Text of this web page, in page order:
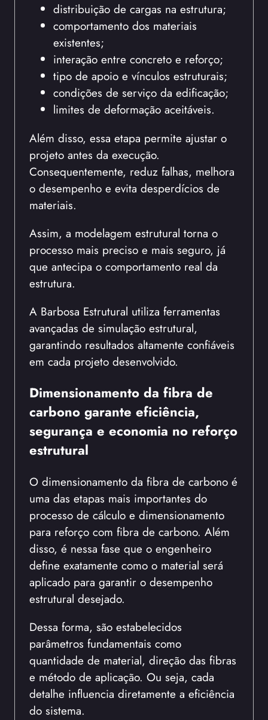
distribuição de cargas na estrutura;
comportamento dos materiais
existentes;
interação entre concreto e reforço;
tipo de apoio e vínculos estruturais;
condições de serviço da edificação;
limites de deformação aceitáveis.
Além disso, essa etapa permite ajustar o
projeto antes da execução.
Consequentemente, reduz falhas, melhora
o desempenho e evita desperdícios de
materiais.
Assim, a modelagem estrutural torna o
processo mais preciso e mais seguro, já
que antecipa o comportamento real da
estrutura.
A Barbosa Estrutural utiliza ferramentas
avançadas de simulação estrutural,
garantindo resultados altamente confiáveis
em cada projeto desenvolvido.
Dimensionamento da fibra de
carbono garante eficiência,
segurança e economia no reforço
estrutural
O dimensionamento da fibra de carbono é
uma das etapas mais importantes do
processo de cálculo e dimensionamento
para reforço com fibra de carbono. Além
disso, é nessa fase que o engenheiro
define exatamente como o material será
aplicado para garantir o desempenho
estrutural desejado.
Dessa forma, são estabelecidos
parâmetros fundamentais como
quantidade de material, direção das fibras
e método de aplicação. Ou seja, cada
detalhe influencia diretamente a eficiência
do sistema.